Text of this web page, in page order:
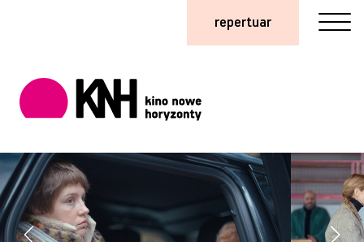
repertuar